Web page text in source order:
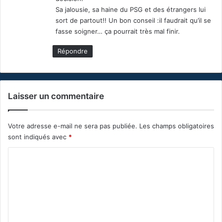
Sa jalousie, sa haine du PSG et des étrangers lui
sort de partout!! Un bon conseil :il faudrait qu’il se
fasse soigner… ça pourrait très mal finir.
Répondre
Laisser un commentaire
Votre adresse e-mail ne sera pas publiée. Les champs obligatoires
sont indiqués avec *